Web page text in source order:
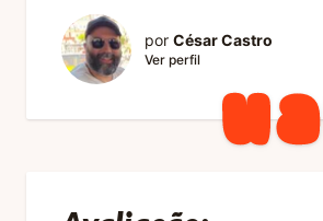
por César Castro
Ver perfil